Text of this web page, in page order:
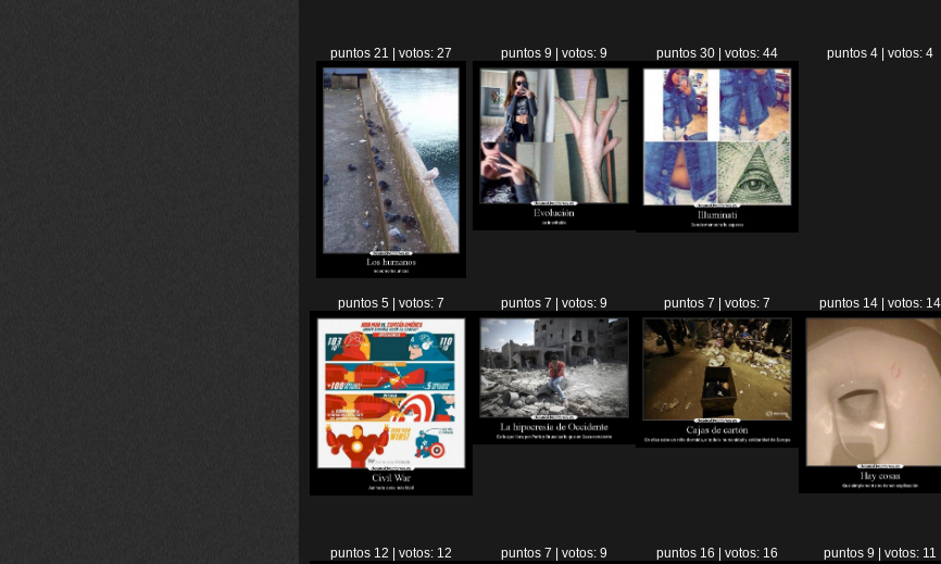
puntos 21 | votos: 27 puntos 9 | votos: 9 puntos 30 | votos: 44 puntos 4 | votos: 4
puntos 5 | votos: 7 puntos 7 | votos: 9 puntos 7 | votos: 7 puntos 14 | votos: 14
puntos 12 | votos: 12 puntos 7 | votos: 9 puntos 16 | votos: 16 puntos 9 | votos: 11